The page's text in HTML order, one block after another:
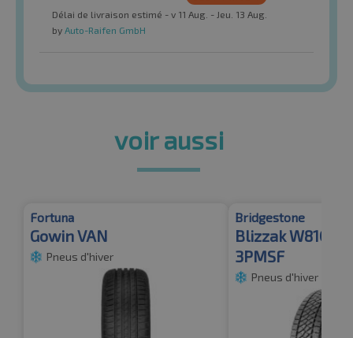
Délai de livraison estimé - v 11 Aug. - Jeu. 13 Aug.
by Auto-Raifen GmbH
voir aussi
Fortuna
Gowin VAN
Pneus d'hiver
Bridgestone
Blizzak W810
3PMSF
Pneus d'hiver